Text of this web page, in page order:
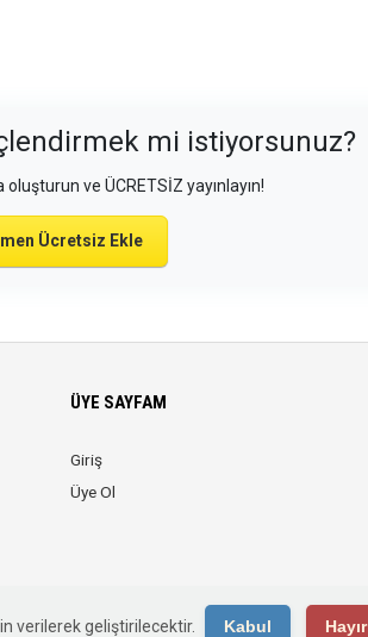
mi istiyorsunuz?
oluşturun ve ÜCRETSİZ yayınlayın!
Ücretsiz Ekle
ÜYE SAYFAM
Giriş
Üye Ol
verilerek geliştirilecektir. Kabul Hayır